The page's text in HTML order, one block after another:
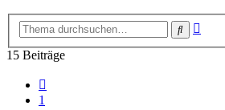
Suche
15 Beiträge
1